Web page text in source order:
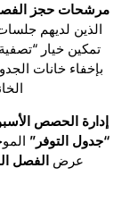
مرشحات حجز
الذين لديهم
تمكين خيار
بإخفاء خانات
إدارة الحصص
“جدول التوفر”
عرضالفصل